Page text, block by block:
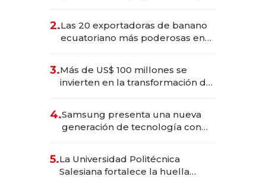
2.Las 20 exportadoras de banano
ecuatoriano más poderosas en
3.Más de US$ 100 millones se
invierten en la transformación de
4.Samsung presenta una nueva
generación de tecnología con
5.La Universidad Politécnica
Salesiana fortalece la huella